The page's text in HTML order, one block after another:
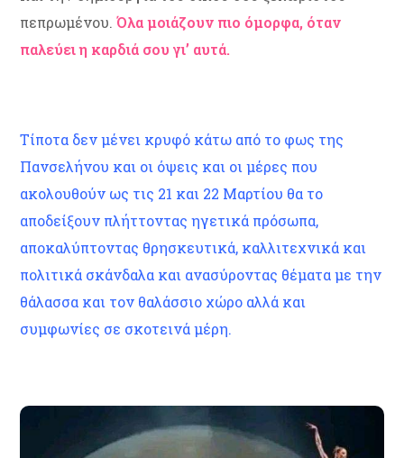
πεπρωμένου.Όλα μοιάζουν πιο όμορφα, όταν
παλεύει η καρδιά σου γι’ αυτά.
Τίποτα δεν μένει κρυφό κάτω από το φως της
Πανσελήνου και οι όψεις και οι μέρες που
ακολουθούν ως τις 21 και 22 Μαρτίου θα το
αποδείξουν πλήττοντας ηγετικά πρόσωπα,
αποκαλύπτοντας θρησκευτικά, καλλιτεχνικά και
πολιτικά σκάνδαλα και ανασύροντας θέματα με την
θάλασσα και τον θαλάσσιο χώρο αλλά και
συμφωνίες σε σκοτεινά μέρη.